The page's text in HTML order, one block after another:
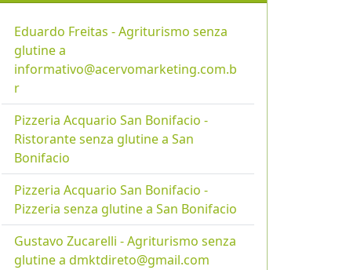
Eduardo Freitas - Agriturismo senza
glutine a
informativo@acervomarketing.com.b
r
Pizzeria Acquario San Bonifacio -
Ristorante senza glutine a San
Bonifacio
Pizzeria Acquario San Bonifacio -
Pizzeria senza glutine a San Bonifacio
Gustavo Zucarelli - Agriturismo senza
glutine a dmktdireto@gmail.com